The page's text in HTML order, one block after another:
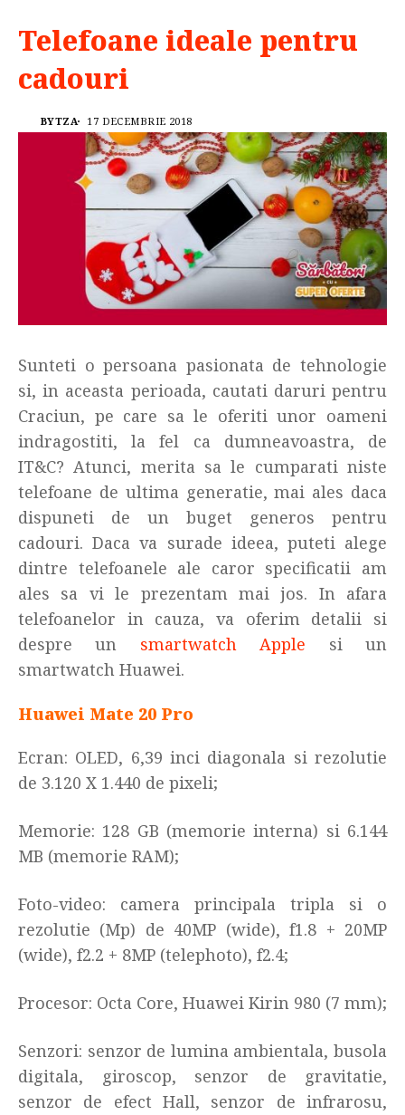
Telefoane ideale pentru
cadouri
BYTZA 17 DECEMBRIE 2018
Sunteti o persoana pasionata de tehnologie
si, in aceasta perioada, cautati daruri pentru
Craciun, pe care sa le oferiti unor oameni
indragostiti, la fel ca dumneavoastra, de
IT&C? Atunci, merita sa le cumparati niste
telefoane de ultima generatie, mai ales daca
dispuneti de un buget generos pentru
cadouri. Daca va surade ideea, puteti alege
dintre telefoanele ale caror specificatii am
ales sa vi le prezentam mai jos. In afara
telefoanelor in cauza, va oferim detalii si
despre un smartwatch Apple si un
smartwatch Huawei.
Huawei Mate 20 Pro
Ecran: OLED, 6,39 inci diagonala si rezolutie
de 3.120 X 1.440 de pixeli;
Memorie: 128 GB (memorie interna) si 6.144
MB (memorie RAM);
Foto-video: camera principala tripla si o
rezolutie (Mp) de 40MP (wide), f1.8 + 20MP
(wide), f2.2 + 8MP (telephoto), f2.4;
Procesor: Octa Core, Huawei Kirin 980 (7 mm);
Senzori: senzor de lumina ambientala, busola
digitala, giroscop, senzor de gravitatie,
senzor de efect Hall, senzor de infrarosu,